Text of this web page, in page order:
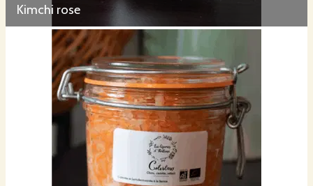
Kimchi rose